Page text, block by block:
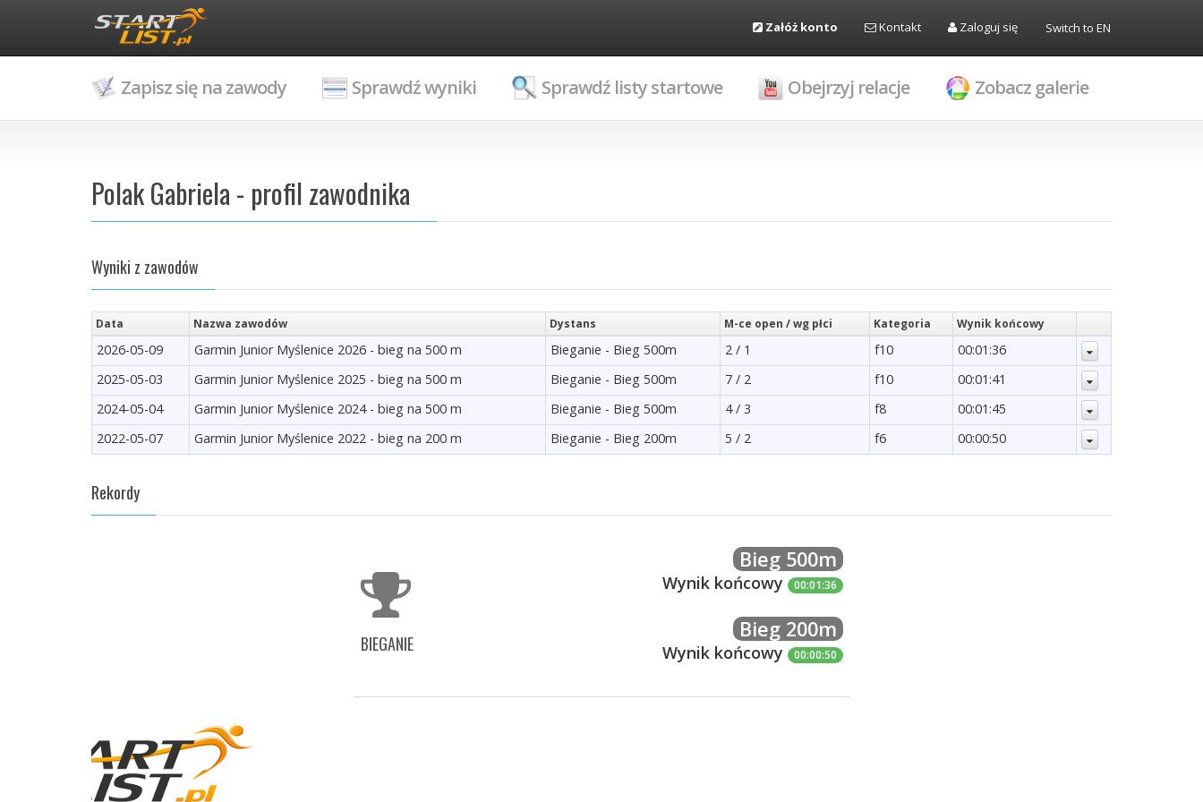
Załóż konto Kontakt Zaloguj się Switch to EN
Zapisz się na zawody Sprawdź wyniki Sprawdź listy startowe Obejrzyj relacje Zobacz galerie
Polak Gabriela - profil zawodnika
Wyniki z zawodów
Data Nazwa zawodów Dystans M-ce open / wg płci Kategoria Wynik końcowy
2026-05-09 Garmin Junior Myślenice 2026 - bieg na 500 m Bieganie - Bieg 500m 2 / 1 f10
00:01:36
2025-05-03
Garmin Junior Myślenice 2025 - bieg na 500 m Bieganie - Bieg 500m 7 / 2 f10
00:01:41
2024-05-04
Garmin Junior Myślenice 2024 - bieg na 500 m Bieganie - Bieg 500m 4 / 3 f8
00:01:45
2022-05-07
Garmin Junior Myślenice 2022 - bieg na 200 m Bieganie - Bieg 200m 5 / 2 f6 00:00:50
Rekordy
BIEGANIE
Bieg 500m
Wynik końcowy 00:01:36
Bieg 200m
Wynik końcowy 00:00:50